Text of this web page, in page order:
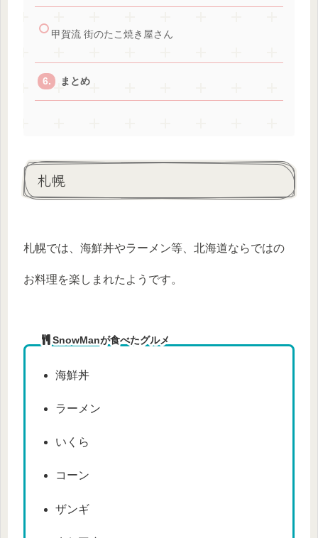
甲賀流 街のたこ焼き屋さん
まとめ
札幌
札幌では、海鮮丼やラーメン等、北海道ならではの
お料理を楽しまれたようです。
SnowManが食べたグルメ
海鮮丼
ラーメン
いくら
コーン
ザンギ